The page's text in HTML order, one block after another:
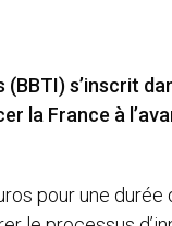
s’inscrit
la France à
pour une durée